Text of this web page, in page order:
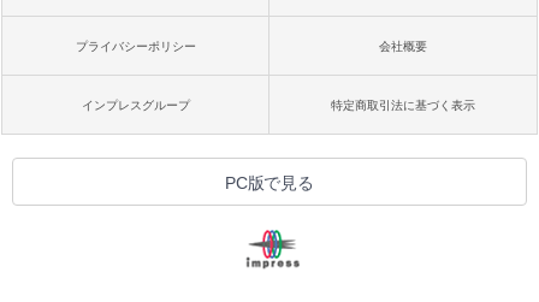
プライバシーポリシー 会社概要
インプレスグループ 特定商取引法に基づく表示
PC版で見る